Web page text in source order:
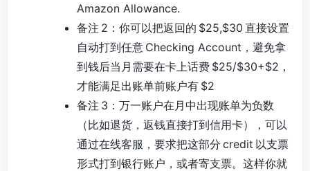
Amazon Allowance.
备注 2：你可以把返回的 $25,$30 直接设置
自动打到任意 Checking Account，避免拿
到钱后当月需要在卡上话费 $25/$30+$2，
才能满足出账单前账户有 $2
备注 3：万一账户在月中出现账单为负数
（比如退货，返钱直接打到信用卡），可以
通过在线客服，要求把这部分 credit 以支票
形式打到银行账户，或者寄支票。这样你就